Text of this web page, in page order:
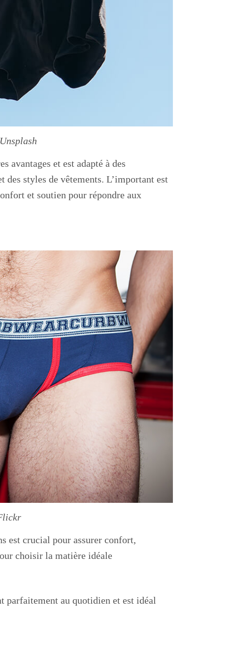
avantages et est adapté à des
des styles de vêtements. L’important est
et soutien pour répondre aux
est crucial pour assurer confort,
choisir la matière idéale
parfaitement au quotidien et est idéal